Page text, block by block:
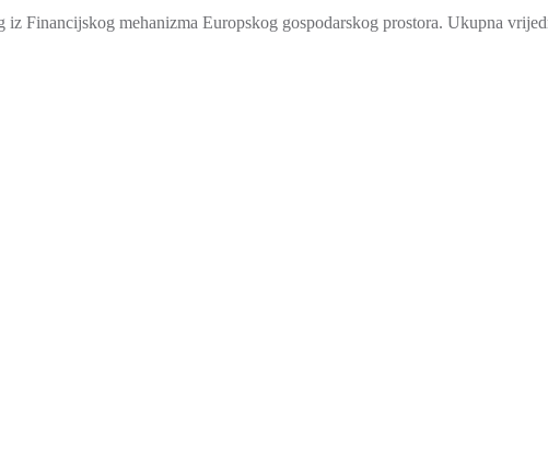
Financijskog mehanizma Europskog gospodarskog prostora. Ukupna